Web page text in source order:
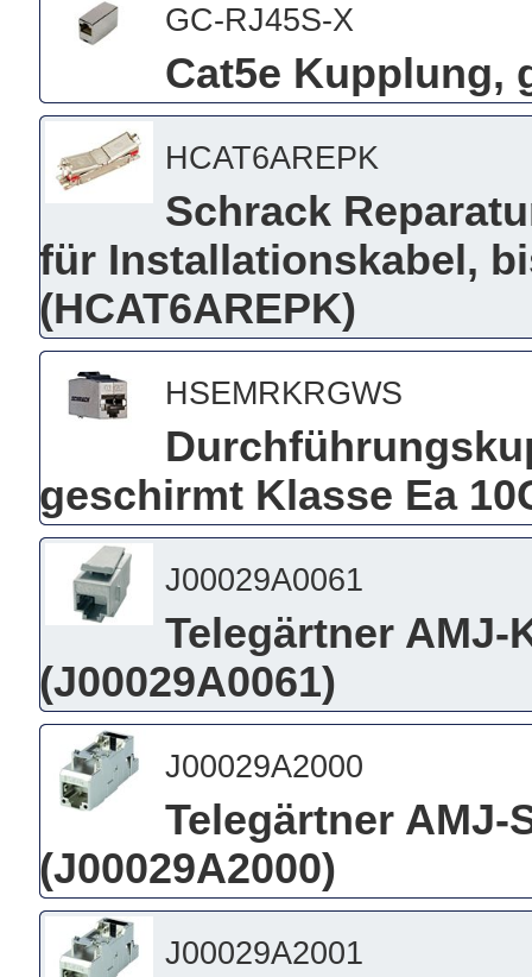
GC-RJ45S-X
Cat5e Kupplung,
HCAT6AREPK
Schrack
für Installationskabel,
(HCAT6AREPK)
HSEMRKRGWS
geschirmt Klasse Ea
J00029A0061
Telegärtner AMJ-
(J00029A0061)
J00029A2000
Telegärtner AMJ-
(J00029A2000)
J00029A2001